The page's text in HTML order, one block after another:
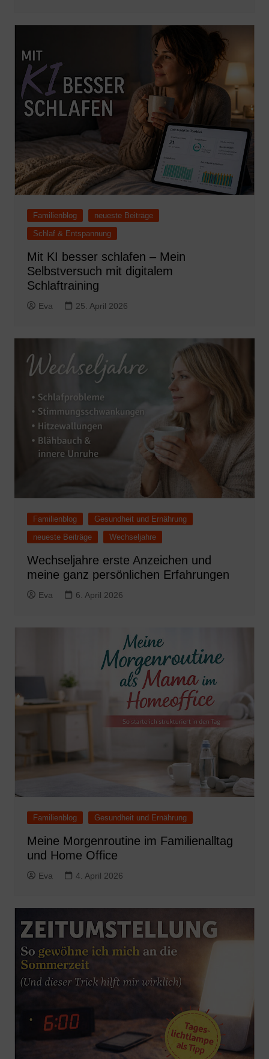
Familienblog
neueste Beiträge
Schlaf & Entspannung
Mit KI besser schlafen – Mein
Selbstversuch mit digitalem
Schlaftraining
Eva 25. April 2026
Familienblog
Gesundheit und Ernährung
neueste Beiträge
Wechseljahre
Wechseljahre erste Anzeichen und
meine ganz persönlichen Erfahrungen
Eva 6. April 2026
Familienblog Gesundheit und Ernährung
Meine Morgenroutine im Familienalltag
und Home Office
Eva 4. April 2026